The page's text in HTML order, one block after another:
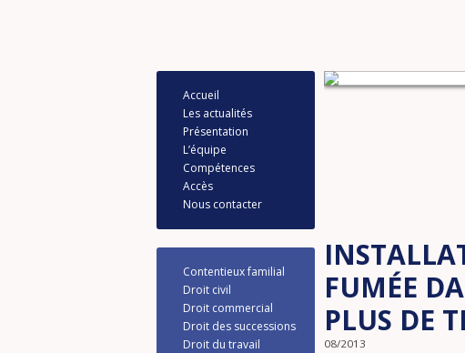
Accueil
Les actualités
Présentation
L’équipe
Compétences
Accès
Nous contacter
Contentieux familial
Droit civil
Droit commercial
Droit des successions
Droit du travail
FUMÉE
PLUS DE
08/2013